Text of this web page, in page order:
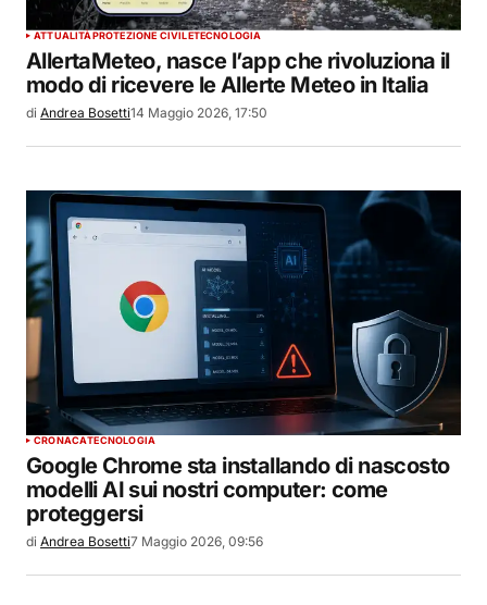
ATTUALITÀPROTEZIONE CIVILETECNOLOGIA
AllertaMeteo, nasce l’app che rivoluziona il
modo di ricevere le Allerte Meteo in Italia
di Andrea Bosetti14 Maggio 2026, 17:50
CRONACATECNOLOGIA
Google Chrome sta installando di nascosto
modelli AI sui nostri computer: come
proteggersi
di Andrea Bosetti7 Maggio 2026, 09:56